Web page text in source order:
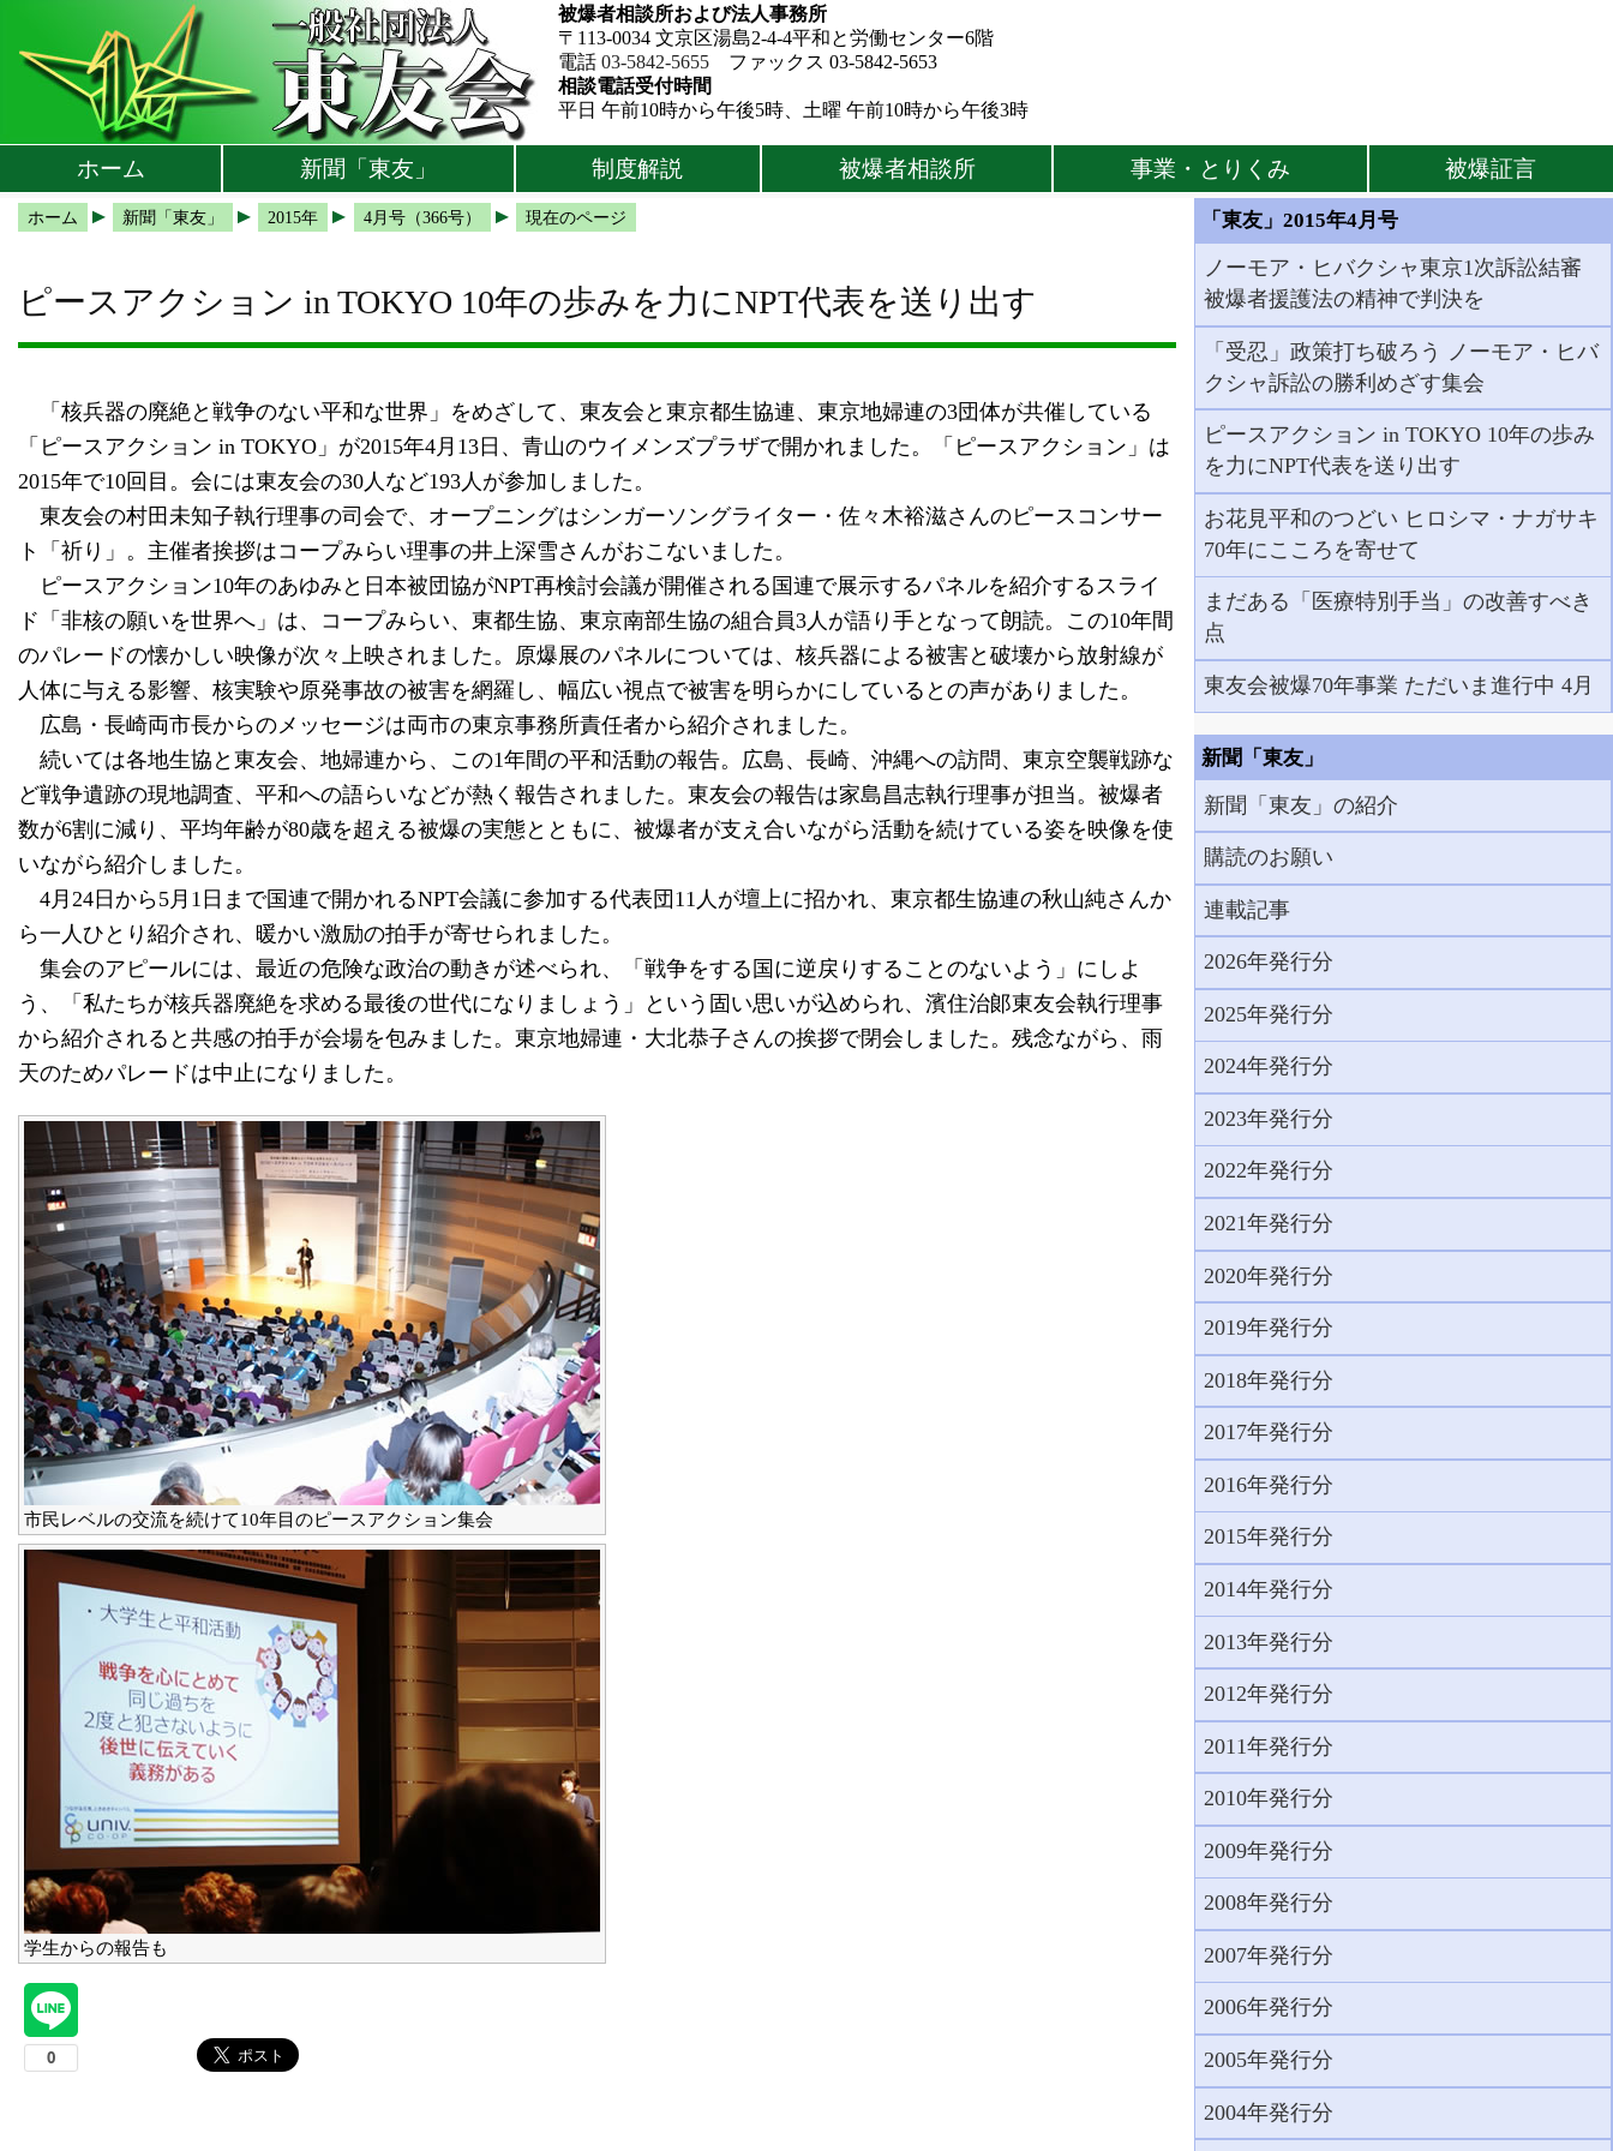
メインメニューへ
サブメニューへ
現在地ナビ（パンくずリスト）へ
被爆者相談所および法人事務所
〒113-0034 文京区湯島2-4-4平和と労働センター6階
電話 03-5842-5655 ファックス 03-5842-5653
相談電話受付時間
平日 午前10時から午後5時、土曜 午前10時から午後3時
ホーム 新聞「東友」 制度解説 被爆者相談所 事業・とりくみ 被爆証言
ホーム 新聞「東友」 2015年 4月号（366号） 現在のページ
ピースアクション in TOKYO 10年の歩みを力にNPT代表を送り出す
「核兵器の廃絶と戦争のない平和な世界」をめざして、東友会と東京都生協連、東京地婦連の3団体が共催している
「ピースアクション in TOKYO」が2015年4月13日、青山のウイメンズプラザで開かれました。「ピースアクション」は
2015年で10回目。会には東友会の30人など193人が参加しました。
東友会の村田未知子執行理事の司会で、オープニングはシンガーソングライター・佐々木裕滋さんのピースコンサー
ト「祈り」。主催者挨拶はコープみらい理事の井上深雪さんがおこないました。
ピースアクション10年のあゆみと日本被団協がNPT再検討会議が開催される国連で展示するパネルを紹介するスライ
ド「非核の願いを世界へ」は、コープみらい、東都生協、東京南部生協の組合員3人が語り手となって朗読。この10年間
のパレードの懐かしい映像が次々上映されました。原爆展のパネルについては、核兵器による被害と破壊から放射線が
人体に与える影響、核実験や原発事故の被害を網羅し、幅広い視点で被害を明らかにしているとの声がありました。
広島・長崎両市長からのメッセージは両市の東京事務所責任者から紹介されました。
続いては各地生協と東友会、地婦連から、この1年間の平和活動の報告。広島、長崎、沖縄への訪問、東京空襲戦跡な
ど戦争遺跡の現地調査、平和への語らいなどが熱く報告されました。東友会の報告は家島昌志執行理事が担当。被爆者
数が6割に減り、平均年齢が80歳を超える被爆の実態とともに、被爆者が支え合いながら活動を続けている姿を映像を使
いながら紹介しました。
4月24日から5月1日まで国連で開かれるNPT会議に参加する代表団11人が壇上に招かれ、東京都生協連の秋山純さんか
ら一人ひとり紹介され、暖かい激励の拍手が寄せられました。
集会のアピールには、最近の危険な政治の動きが述べられ、「戦争をする国に逆戻りすることのないよう」にしよ
う、「私たちが核兵器廃絶を求める最後の世代になりましょう」という固い思いが込められ、濱住治郞東友会執行理事
から紹介されると共感の拍手が会場を包みました。東京地婦連・大北恭子さんの挨拶で閉会しました。残念ながら、雨
天のためパレードは中止になりました。
市民レベルの交流を続けて10年目のピースアクション集会
学生からの報告も
「東友」2015年4月号
ノーモア・ヒバクシャ東京1次訴訟結審
被爆者援護法の精神で判決を
「受忍」政策打ち破ろう ノーモア・ヒバ
クシャ訴訟の勝利めざす集会
ピースアクション in TOKYO 10年の歩み
を力にNPT代表を送り出す
お花見平和のつどい ヒロシマ・ナガサキ
70年にこころを寄せて
まだある「医療特別手当」の改善すべき
点
東友会被爆70年事業 ただいま進行中 4月
新聞「東友」
新聞「東友」の紹介
購読のお願い
連載記事
2026年発行分
2025年発行分
2024年発行分
2023年発行分
2022年発行分
2021年発行分
2020年発行分
2019年発行分
2018年発行分
2017年発行分
2016年発行分
2015年発行分
2014年発行分
2013年発行分
2012年発行分
2011年発行分
2010年発行分
2009年発行分
2008年発行分
2007年発行分
2006年発行分
2005年発行分
2004年発行分